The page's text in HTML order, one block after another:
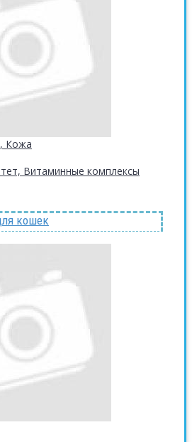
Кожа
Витаминные комплексы
кошек